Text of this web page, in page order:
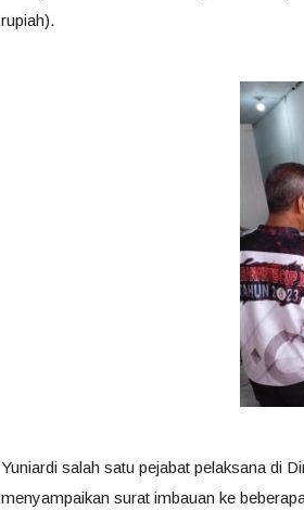
rupiah).
Yuniardi salah satu pejabat pelaksana di
menyampaikan surat imbauan ke